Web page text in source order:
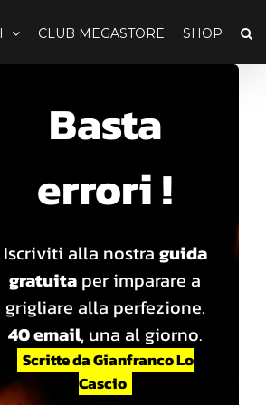
CLUB MEGASTORE SHOP
Basta
errori !
Iscriviti alla nostra guida
gratuita per imparare a
grigliare alla perfezione.
40 email, una al giorno.
Scritte da Gianfranco Lo
Cascio